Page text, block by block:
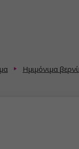
Ημιμόνιμα